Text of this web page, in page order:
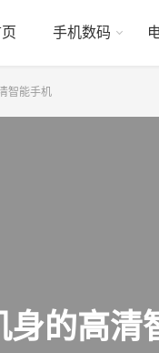
手机数码
智能手机
身的高清